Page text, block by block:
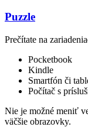
Puzzle
Prečítate na
Pocketbook
Kindle
Smartfón či
Počítač s
Nie je možné meniť
väčšie obrazovky.